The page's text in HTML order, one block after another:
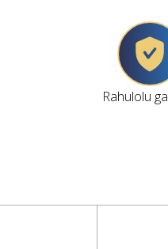
Rahulolu